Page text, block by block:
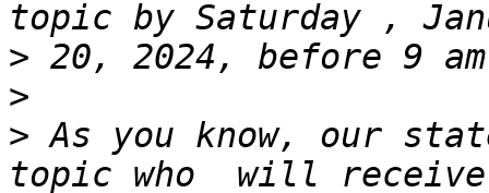
>
>
> As you know, our